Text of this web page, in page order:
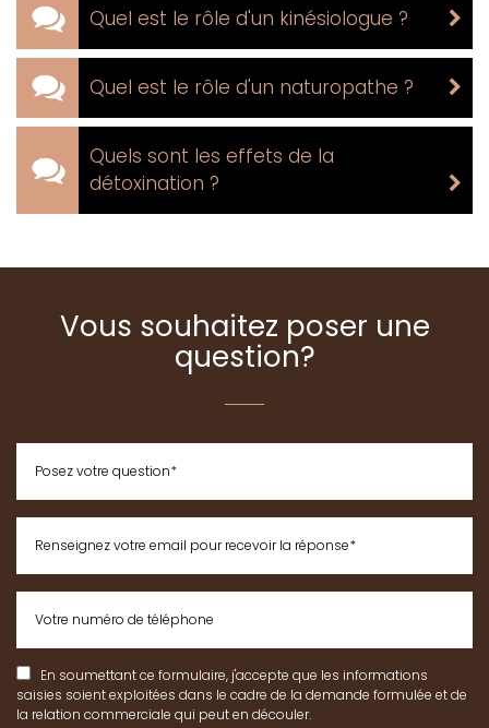
Quel est le rôle d'un kinésiologue ?
Quel est le rôle d'un naturopathe ?
Quels sont les effets de la
détoxination ?
Vous souhaitez poser une
question?
En soumettant ce formulaire, j'accepte que les informations
saisies soient exploitées dans le cadre de la demande formulée et de
la relation commerciale qui peut en découler.